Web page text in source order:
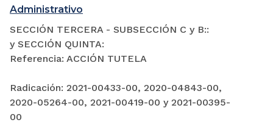
Administrativo
SECCIÓN TERCERA - SUBSECCIÓN C y B::
y SECCIÓN QUINTA:
Referencia: ACCIÓN TUTELA
Radicación: 2021-00433-00, 2020-04843-00,
2020-05264-00, 2021-00419-00 y 2021-00395-
00